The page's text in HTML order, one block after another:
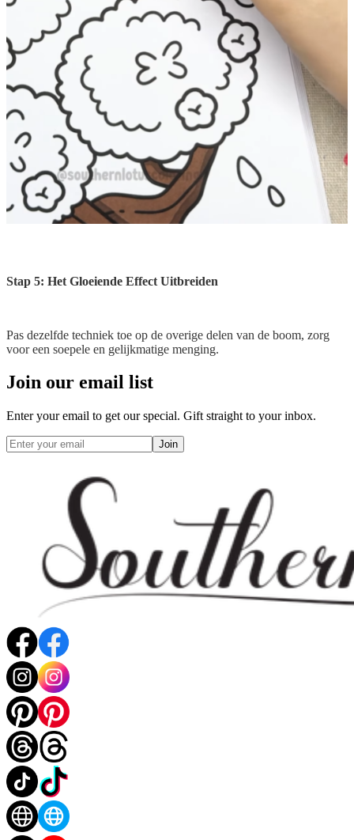
Stap 5: Het Gloeiende Effect Uitbreiden
Pas dezelfde techniek toe op de overige delen van de boom, zorg
voor een soepele en gelijkmatige menging.
Join our email list
Enter your email to get our special. Gift straight to your inbox.
Join